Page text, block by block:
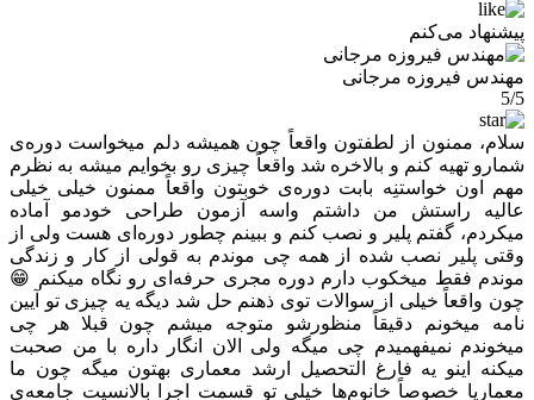
پیشنهاد می‌کنم
مهندس فیروزه مرجانی
5/5
سلام، ممنون از لطفتون واقعاً چون همیشه دلم میخواست دوره‌ی
شمارو تهیه کنم و بالاخره شد واقعاً چیزی رو بخوایم میشه به نظرم
مهم اون خواستنِه بابت دوره‌ی خوبتون واقعاً ممنون خیلی خیلی
عالیه راستش من داشتم واسه آزمون طراحی خودمو آماده
میکردم، گفتم پلیر و نصب کنم و ببینم چطور دوره‌ای هست ولی از
وقتی پلیر نصب شده از همه چی موندم به قولی از کار و زندگی
موندم فقط میخکوب دارم دوره مجری حرفه‌ای رو نگاه میکنم 😁
چون واقعاً خیلی از سوالات توی ذهنم حل شد دیگه یه چیزی تو آیین
نامه میخونم دقیقاً منظورشو متوجه میشم چون قبلا هر چی
میخوندم نمیفهمیدم چی میگه ولی الان انگار داره با من صحبت
میکنه اینو یه فارغ التحصیل ارشد معماری بهتون میگه چون ما
معماریا خصوصاً خانوم‌ها خیلی تو قسمت اجرا بالانسیت جامعه‌ی